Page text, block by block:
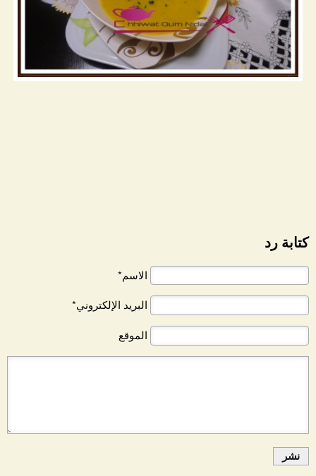
كتابة رد
الاسم*
البريد الإلكتروني*
الموقع
نشر